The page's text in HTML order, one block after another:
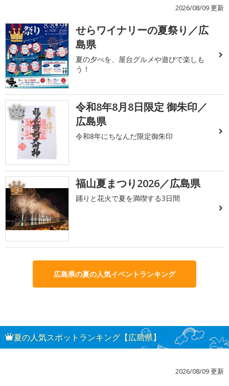
2026/08/09 更新
1
せらワイナリーの夏祭り／広
島県
夏の夕べを、屋台グルメや遊びで楽しも
う！
2
令和8年8月8日限定 御朱印／
広島県
令和8年にちなんだ限定御朱印
3 福山夏まつり2026／広島県
踊りと花火で夏を満喫する3日間
広島県の夏の人気イベントランキング
夏の人気スポットランキング【広島県】
2026/08/09 更新